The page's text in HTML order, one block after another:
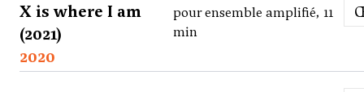
X is where I am
(2021)
pour ensemble amplifié, 11
min
2020